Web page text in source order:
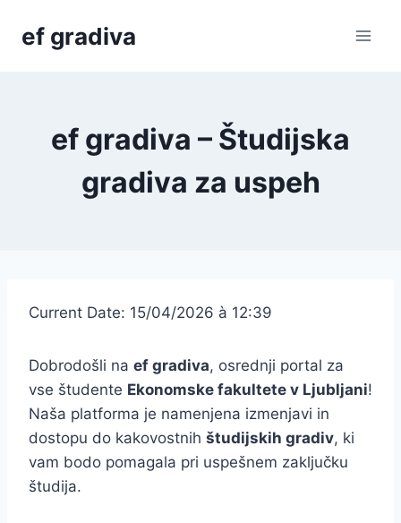
ef gradiva
ef gradiva – Študijska
gradiva za uspeh
Current Date: 15/04/2026 à 12:39
Dobrodošli na ef gradiva, osrednji portal za
vse študente Ekonomske fakultete v Ljubljani!
Naša platforma je namenjena izmenjavi in
dostopu do kakovostnih študijskih gradiv, ki
vam bodo pomagala pri uspešnem zaključku
študija.